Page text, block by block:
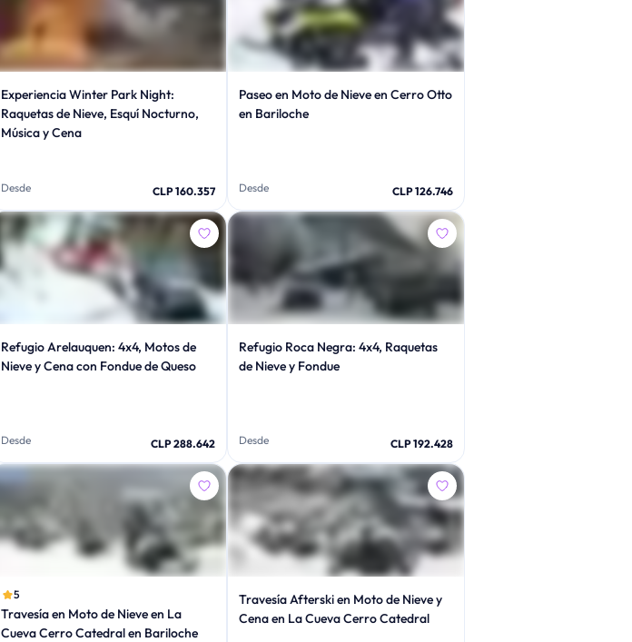
Experiencia Winter Park Night:
Raquetas de Nieve, Esquí Nocturno,
Música y Cena
Desde CLP 160.357
Paseo en Moto de Nieve en Cerro Otto
en Bariloche
Desde CLP 126.746
Refugio Arelauquen: 4x4, Motos de
Nieve y Cena con Fondue de Queso
Desde CLP 288.642
Refugio Roca Negra: 4x4, Raquetas
de Nieve y Fondue
Desde CLP 192.428
5
Travesía en Moto de Nieve en La
Cueva Cerro Catedral en Bariloche
Travesía Afterski en Moto de Nieve y
Cena en La Cueva Cerro Catedral